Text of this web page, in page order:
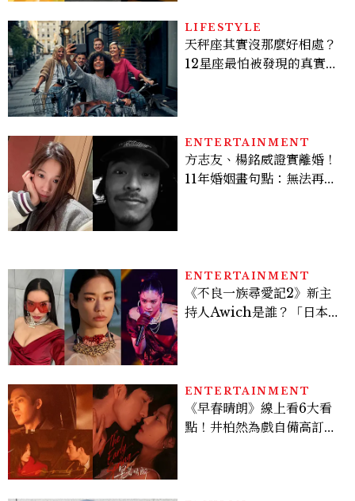
LIFESTYLE
天秤座其實沒那麼好相處？
12星座最怕被發現的真實面
ENTERTAINMENT
方志友、楊銘威證實離婚！
11年婚姻畫句點：無法再做
ENTERTAINMENT
《不良一族尋愛記2》新主
持人Awich是誰？「日本嘻
ENTERTAINMENT
《早春晴朗》線上看6大看
點！井柏然為戲自備高訂，